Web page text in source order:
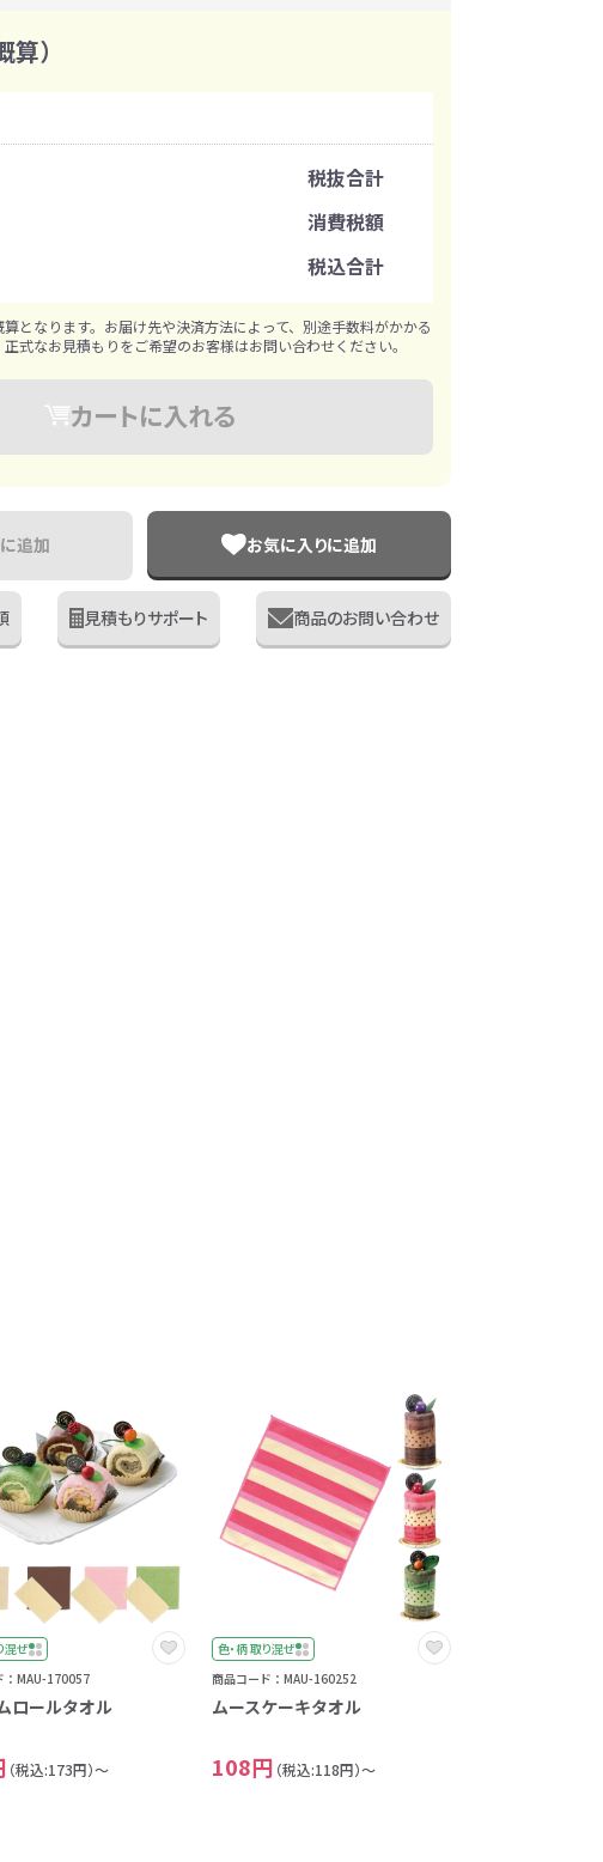
手袋
タンブラー
注文可能数
）
税抜合計
消費税額
税込合計
となります。お届け先や決済方法によって、別途手数料がかかる
式なお見積もりをご希望のお客様はお問い合わせください。
カートに入れる
追加 お気に入りに追加
見積もりサポート 商品のお問い合わせ
混ぜ
：MAU-170057
ロールタオル
（税込:173円）～
色・柄 取り混ぜ
商品コード：MAU-160252
ムースケーキタオル
108円 （税込:118円）～